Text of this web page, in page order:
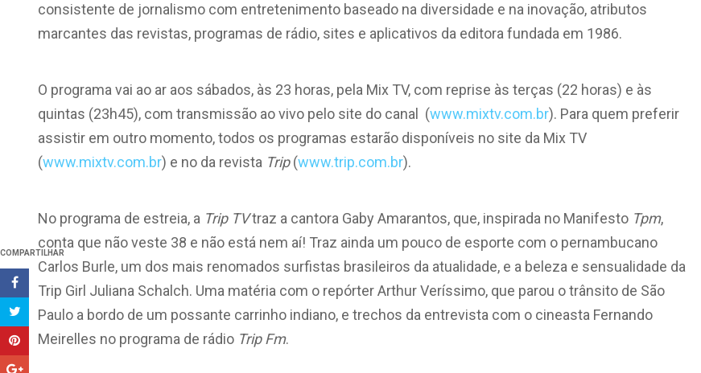
COMPARTILHAR
consistente de jornalismo com entretenimento baseado na diversidade e na inovação, atributos
marcantes das revistas, programas de rádio, sites e aplicativos da editora fundada em 1986.
O programa vai ao ar aos sábados, às 23 horas, pela Mix TV, com reprise às terças (22 horas) e às
quintas (23h45), com transmissão ao vivo pelo site do canal (www.mixtv.com.br). Para quem preferir
assistir em outro momento, todos os programas estarão disponíveis no site da Mix TV
(www.mixtv.com.br) e no da revista Trip(www.trip.com.br).
No programa de estreia, a Trip TVtraz a cantora Gaby Amarantos, que, inspirada no Manifesto Tpm,
conta que não veste 38 e não está nem aí! Traz ainda um pouco de esporte com o pernambucano
Carlos Burle, um dos mais renomados surfistas brasileiros da atualidade, e a beleza e sensualidade da
Trip Girl Juliana Schalch. Uma matéria com o repórter Arthur Veríssimo, que parou o trânsito de São
Paulo a bordo de um possante carrinho indiano, e trechos da entrevista com o cineasta Fernando
Meirelles no programa de rádio Trip Fm.